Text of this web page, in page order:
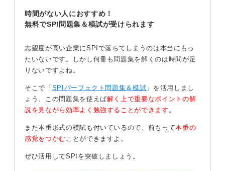
総合的な判断で合否が決まる場合もある！ できる限
りの対策をして臨もう
また、履歴書やエントリーシート（ES）の内容が素晴ら
しく、SPIの結果をカバーして通過したというケースも
少なくありません。
SPIの結果だけで合否が決まるわけではないので、ボロ
ボロだったとしても過度に落ち込む必要はないでしょ
う。
対策ができる学力検査の部分はしっかり準備し、適性検
査は正直に回答するという気持ちで臨んでください。
時間がない人におすすめ！
無料でSPI問題集＆模試が受けられます
志望度が高い企業にSPIで落ちてしまうのは本当にもっ
たいないです。しかし何冊も問題集を解くのは時間が足
りないですよね。
そこで「 SPIパーフェクト問題集＆模試 」を活用しまし
ょう。この問題集を使えば解く上で重要なポイントの解
説を見ながら効率よく勉強することができます。
また本番形式の模試も付いているので、前もって本番の
感覚をつかむ ことができますよ。
ぜひ活用してSPIを突破しましょう。